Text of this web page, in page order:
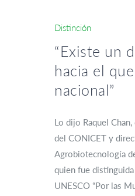
Distinción
“Existe un
hacia el
nacional”
Lo dijo Raquel
del CONICET y
Agrobiotecnología
quien fue
UNESCO “Por las